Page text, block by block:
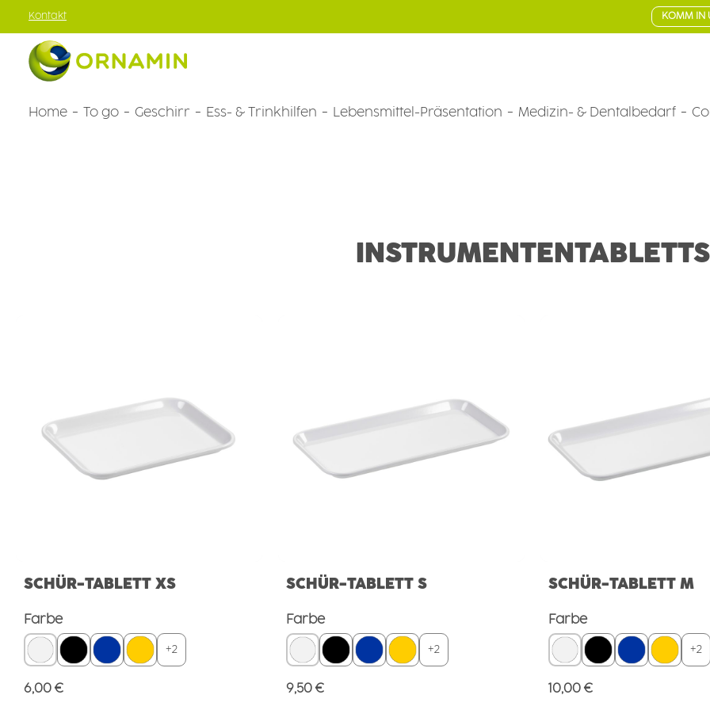
Hauptinhalt springen
Zur Hauptnavigation springen
Kontakt KOMM IN
Home To go Geschirr Ess- & Trinkhilfen Lebensmittel-Präsentation Medizin- & Dentalbedarf
INSTRUMENTENTABLETTS
SCHÜR-TABLETT XS
Farbeauswählen
+2
Regulärer Preis:
6,00 €
SCHÜR-TABLETT S
Farbeauswählen
+2
Regulärer Preis:
9,50 €
SCHÜR-TABLETT M
Farbeauswählen
+2
Regulärer Preis:
10,00 €